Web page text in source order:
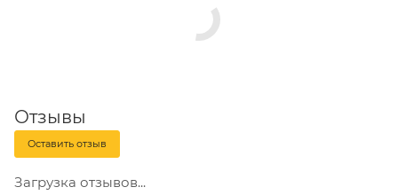
Отзывы
Оставить отзыв
Загрузка отзывов...